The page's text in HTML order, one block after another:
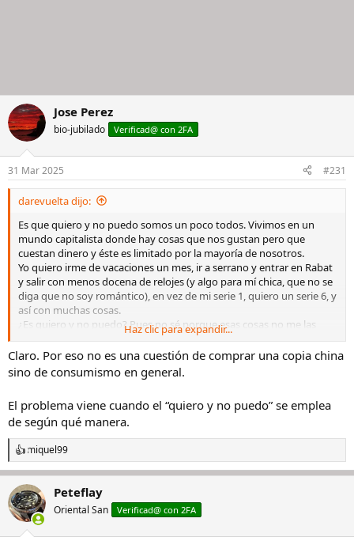
Jose Perez
bio-jubilado Verificad@ con 2FA
31 Mar 2025 #231
darevuelta dijo:
Es que quiero y no puedo somos un poco todos. Vivimos en un
mundo capitalista donde hay cosas que nos gustan pero que
cuestan dinero y éste es limitado por la mayoría de nosotros.
Yo quiero irme de vacaciones un mes, ir a serrano y entrar en Rabat
y salir con menos docena de relojes (y algo para mí chica, que no se
diga que no soy romántico), en vez de mi serie 1, quiero un serie 6, y
así con muchas cosas.
¿Es quiero y no puedo? Pues no sé porque esas cosas no me las
planteo, pero en el mundo en qué vivimos los objetos cuestan
dinero.
Haz clic para expandir...
Claro. Por eso no es una cuestión de comprar una copia china
sino de consumismo en general.
El problema viene cuando el “quiero y no puedo” se emplea
de según qué manera.
R
e
c
c
i
miquel99
Peteflay
Oriental San Verificad@ con 2FA